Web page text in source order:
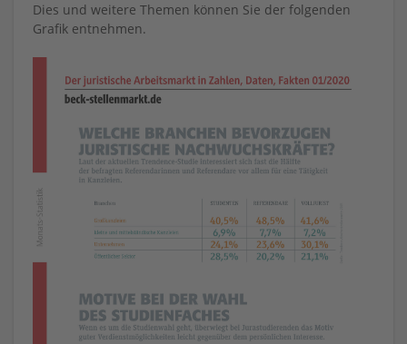
Dies und weitere Themen können Sie der folgenden
Grafik entnehmen.